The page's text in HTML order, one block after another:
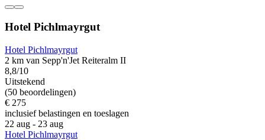
Hotel Pichlmayrgut
Hotel Pichlmayrgut
2 km van Sepp'n'Jet Reiteralm II
8,8/10
Uitstekend
(50 beoordelingen)
€ 275
inclusief belastingen en toeslagen
22 aug - 23 aug
Hotel Pichlmayrgut